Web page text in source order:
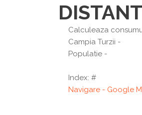
Calculeaza
Campia Turzii -
Populatie -
Index: #
Navigare - Google